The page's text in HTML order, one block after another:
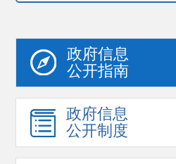
政府信息
公开指南
政府信息
公开制度